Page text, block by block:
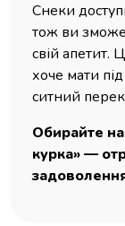
Снеки
тож ви
свій апетит.
хоче мати
ситний
Обирайте
курка» —